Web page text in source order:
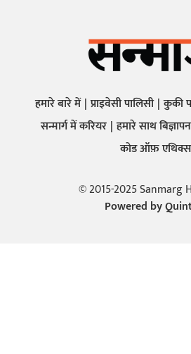
हमारे बारे में प्राइवेसी पालिसी कुकी
सन्मार्ग में करियर हमारे साथ बिज्ञापन
कोड ऑफ़ एथिक्स
© 2015-2025 Sanmarg
Powered by